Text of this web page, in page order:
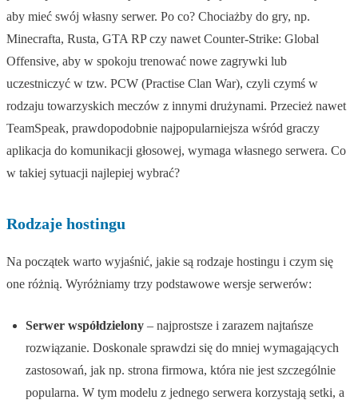
aby mieć swój własny serwer. Po co? Chociażby do gry, np.
Minecrafta, Rusta, GTA RP czy nawet Counter-Strike: Global
Offensive, aby w spokoju trenować nowe zagrywki lub
uczestniczyć w tzw. PCW (Practise Clan War), czyli czymś w
rodzaju towarzyskich meczów z innymi drużynami. Przecież nawet
TeamSpeak, prawdopodobnie najpopularniejsza wśród graczy
aplikacja do komunikacji głosowej, wymaga własnego serwera. Co
w takiej sytuacji najlepiej wybrać?
Rodzaje hostingu
Na początek warto wyjaśnić, jakie są rodzaje hostingu i czym się
one różnią. Wyróżniamy trzy podstawowe wersje serwerów:
Serwer współdzielony – najprostsze i zarazem najtańsze
rozwiązanie. Doskonale sprawdzi się do mniej wymagających
zastosowań, jak np. strona firmowa, która nie jest szczególnie
popularna. W tym modelu z jednego serwera korzystają setki, a